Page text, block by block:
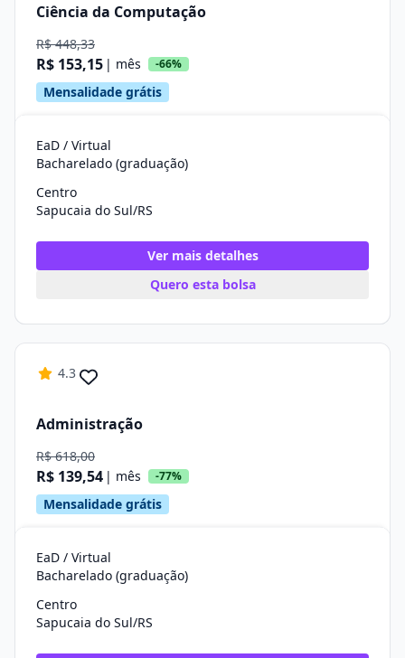
Ciência da Computação
R$ 448,33
R$ 153,15 | mês -66%
Mensalidade grátis
EaD / Virtual
Bacharelado (graduação)
Centro
Sapucaia do Sul/RS
Ver mais detalhes
Quero esta bolsa
4.3
Administração
R$ 618,00
R$ 139,54 | mês -77%
Mensalidade grátis
EaD / Virtual
Bacharelado (graduação)
Centro
Sapucaia do Sul/RS